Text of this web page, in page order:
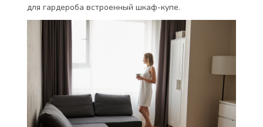
для гардероба встроенный шкаф-купе.